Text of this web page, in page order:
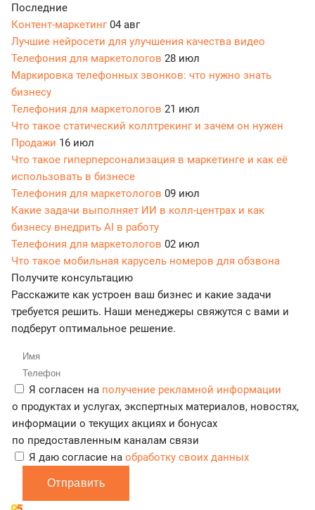
Последние
Контент-маркетинг04 авг
Лучшие нейросети для улучшения качества видео
Телефония для маркетологов 28 июл
Маркировка телефонных звонков: что нужно знать
бизнесу
Телефония для маркетологов 21 июл
Что такое статический коллтрекинг и зачем он нужен
Продажи 16 июл
Что такое гиперперсонализация в маркетинге и как её
использовать в бизнесе
Телефония для маркетологов 09 июл
Какие задачи выполняет ИИ в колл-центрах и как
бизнесу внедрить AI в работу
Телефония для маркетологов 02 июл
Что такое мобильная карусель номеров для обзвона
Получите консультацию
Расскажите как устроен ваш бизнес и какие задачи
требуется решить. Наши менеджеры свяжутся с вами и
подберут оптимальное решение.
Я согласен на получение рекламной информации
о продуктах и услугах, экспертных материалов, новостях,
информации о текущих акциях и бонусах
по предоставленным каналам связи
Я даю согласие на обработку своих данных
Отправить